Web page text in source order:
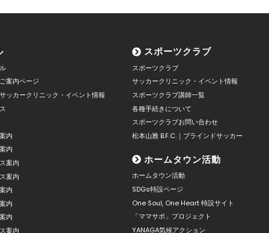
案内ページ
ッカークリニック・イベント情報
内
内
案内
案内
内
内
内
案内
スポーツクラブ
スポーツクラブ
サッカークリニック・イベント情報
スポーツクラブ講師一覧
各種手続きについて
スポーツクラブお問い合わせ
松本山雅 B.F.C.｜ブラインドサッカー
ホームタウン活動
ホームタウン活動
SDGs特設ページ
One Soul, One Heart 特設サイト
「ママサポ」プロジェクト
YANAGA気候アクション